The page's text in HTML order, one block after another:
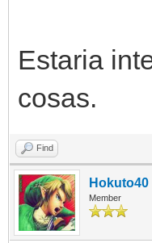
Estaria
cosas.
Find
Hokuto40
Member